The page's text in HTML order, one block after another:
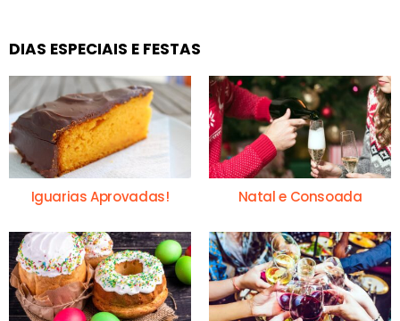
DIAS ESPECIAIS E FESTAS
Iguarias Aprovadas! Natal e Consoada